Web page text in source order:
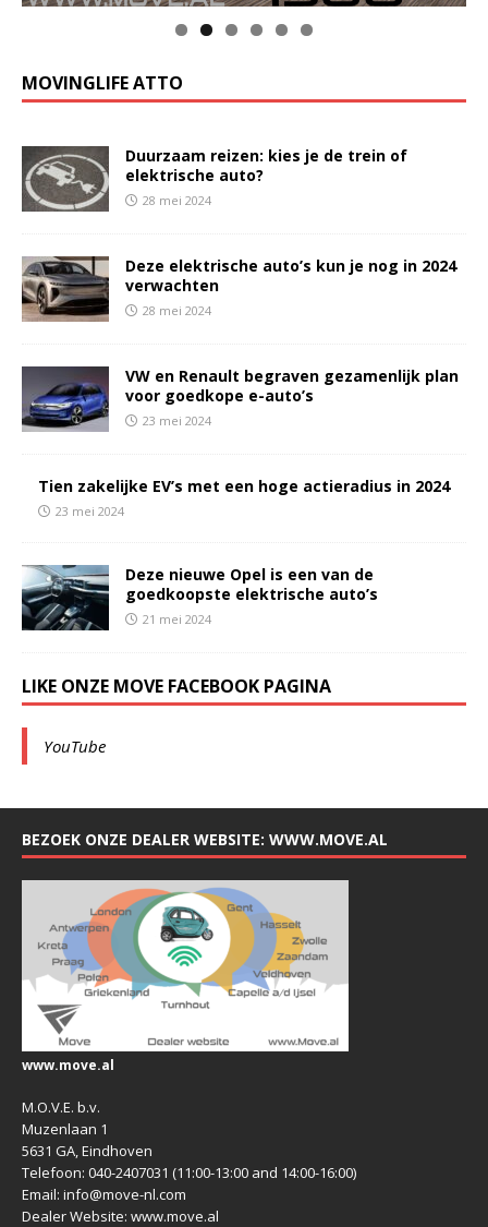
MOVINGLIFE ATTO
Duurzaam reizen: kies je de trein of
elektrische auto?
28 mei 2024
Deze elektrische auto’s kun je nog in 2024
verwachten
28 mei 2024
VW en Renault begraven gezamenlijk plan
voor goedkope e-auto’s
23 mei 2024
Tien zakelijke EV’s met een hoge actieradius in 2024
23 mei 2024
Deze nieuwe Opel is een van de
goedkoopste elektrische auto’s
21 mei 2024
LIKE ONZE MOVE FACEBOOK PAGINA
YouTube
BEZOEK ONZE DEALER WEBSITE: WWW.MOVE.AL
www.move.al
M.O.V.E. b.v.
Muzenlaan 1
5631 GA, Eindhoven
Telefoon: 040-2407031 (11:00-13:00 and 14:00-16:00)
Email: info@move-nl.com
Dealer Website: www.move.al